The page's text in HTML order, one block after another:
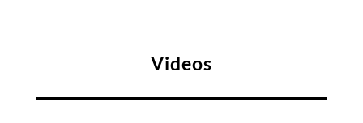
Videos